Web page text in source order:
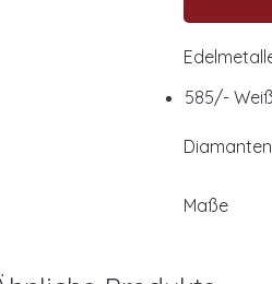
585/-
Diamanten
Maße